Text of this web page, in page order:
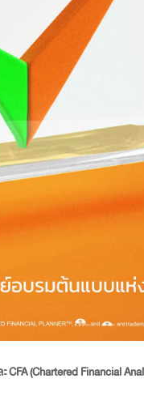
CFA (Chartered Financial